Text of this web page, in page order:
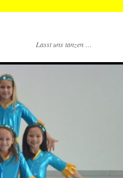
Lasst uns tanzen …